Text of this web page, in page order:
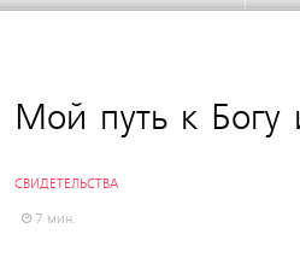
Мой путь к Богу
СВИДЕТЕЛЬСТВА
7 мин.